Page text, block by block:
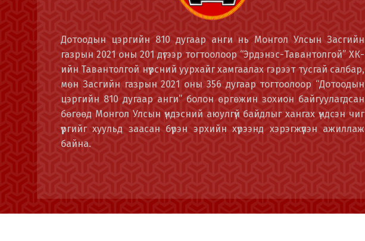
Дотоодын цэргийн 810 дугаар анги нь Монгол Улсын Засгийн
газрын 2021 оны 201 дүгээр тогтоолоор “Эрдэнэс-Тавантолгой” ХК-
ийн Тавантолгой нүүрсний уурхайг хамгаалах гэрээт тусгай салбар,
мөн Засгийн газрын 2021 оны 356 дугаар тогтоолоор “Дотоодын
цэргийн 810 дугаар анги” болон өргөжин зохион байгуулагдсан
бөгөөд Монгол Улсын үндэсний аюулгүй байдлыг хангах үндсэн чиг
үүргийг хуульд заасан бүрэн эрхийн хүрээнд хэрэгжүүлэн ажиллаж
байна.